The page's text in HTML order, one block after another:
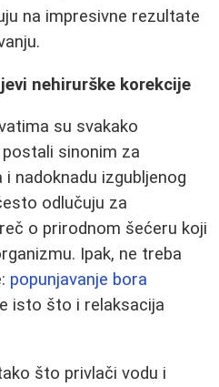
na impresivne rezultate
nehirurške korekcije
su svakako
sinonim za
nadoknadu izgubljenog
odlučuju za
o prirodnom šećeru koji
Ipak, ne treba
popunjavanje bora
isto što i relaksacija
što privlači vodu i